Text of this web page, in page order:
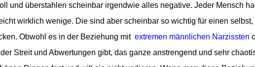
und überstahlen scheinbar irgendwie alles negative. Jeder Mensch
wirklich wenige. Die sind aber scheinbar so wichtig für einen
Obwohl es in der Beziehung mit extremen männlichen Narzissten
Streit und Abwertungen gibt, das ganze anstrengend und sehr